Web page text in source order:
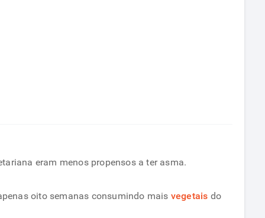
eram menos propensos a ter asma.
oito semanas consumindo mais vegetais do